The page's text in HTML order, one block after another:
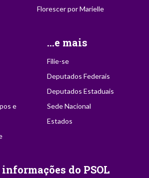
Florescer por Marielle
e
...e mais
Filie-se
Deputados Federais
Deputados Estaduais
Sede Nacional
Estados
informações do PSOL